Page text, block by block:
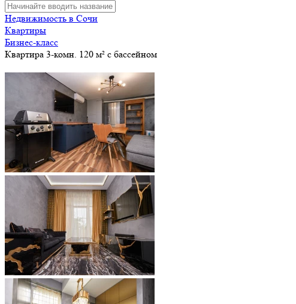
Недвижимость в Сочи
Квартиры
Бизнес-класс
Квартира 3-комн. 120 м² с бассейном